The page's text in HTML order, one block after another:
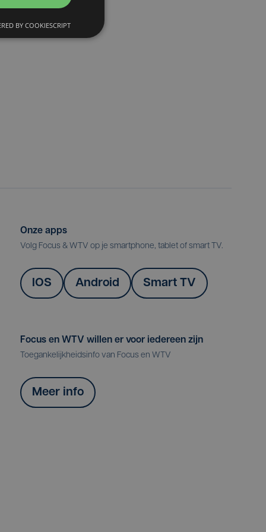
Onze apps
Volg Focus & WTV op je smartphone, tablet of smart TV.
IOS Android Smart TV
Focus en WTV willen er voor iedereen zijn
Toegankelijkheidsinfo van Focus en WTV
Meer info
BY COOKIESCRIPT